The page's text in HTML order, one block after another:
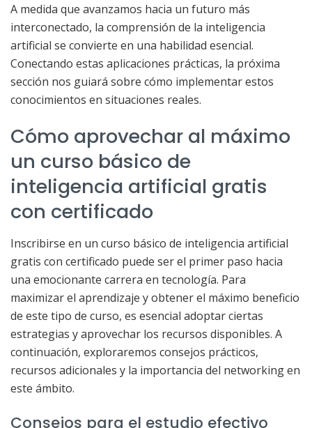
A medida que avanzamos hacia un futuro más
interconectado, la comprensión de la inteligencia
artificial se convierte en una habilidad esencial.
Conectando estas aplicaciones prácticas, la próxima
sección nos guiará sobre cómo implementar estos
conocimientos en situaciones reales.
Cómo aprovechar al máximo
un curso básico de
inteligencia artificial gratis
con certificado
Inscribirse en un curso básico de inteligencia artificial
gratis con certificado puede ser el primer paso hacia
una emocionante carrera en tecnología. Para
maximizar el aprendizaje y obtener el máximo beneficio
de este tipo de curso, es esencial adoptar ciertas
estrategias y aprovechar los recursos disponibles. A
continuación, exploraremos consejos prácticos,
recursos adicionales y la importancia del networking en
este ámbito.
Consejos para el estudio efectivo